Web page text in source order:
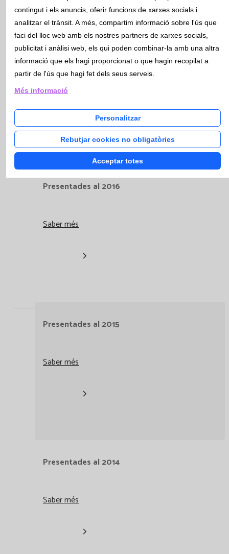
Presentades al 2017
Saber més
Presentades al 2016
Saber més
Presentades al 2015
Saber més
Presentades al 2014
Saber més
contingut i els anuncis, oferir funcions de xarxes socials i
analitzar el trànsit. A més, compartim informació sobre l'ús que
faci del lloc web amb els nostres partners de xarxes socials,
publicitat i anàlisi web, els qui poden combinar-la amb una altra
informació que els hagi proporcionat o que hagin recopilat a
partir de l'ús que hagi fet dels seus serveis.
Més informació
Personalitzar
Rebutjar cookies no obligatòries
Acceptar totes